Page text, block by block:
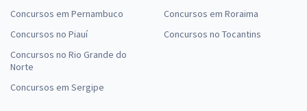
Concursos em Pernambuco
Concursos no Piauí
Concursos no Rio Grande do
Norte
Concursos em Sergipe
Concursos em Roraima
Concursos no Tocantins